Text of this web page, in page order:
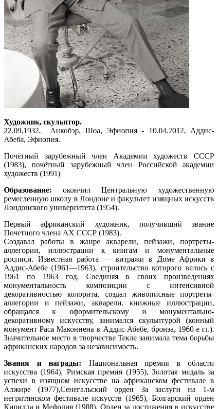
Художник, скульптор.
22.09.1932, Анкобэр, Шоа, Эфиопия - 10.04.2012, Аддис-
Абеба, Эфиопия.
Почётный зарубежный член Академии художеств СССР
(1983), почётный зарубежный член Российской академии
художеств (1991)
Образование: окончил Центральную художественную
ремесленную школу в Лондоне и факультет изящных искусств
Лондонского университета (1954).
Первый африканский художник, получивший звание
Почетного члена АХ СССР (1983).
Создавал работы в жанре акварели, пейзажи, портреты-
аллегории, иллюстрации к книгам и монументальные
росписи. Известная работа — витражи в Доме Африки в
Аддис-Абебе (1961—1963), строительство которого велось с
1961 по 1963 год. Соединяя в своих произведениях
монументальность композиции с интенсивной
декоративностью колорита, создал живописные портреты-
аллегории и пейзажи, акварели, книжные иллюстрации,
обращался к оформительскому и монументально-
декоративному искусству, занимался скульптурой (конный
монумент Раса Маконнена в Аддис-Абебе, бронза, 1960-е гг.).
Значительное место в творчестве Текле занимала тема борьбы
африканских народов за независимость.
Звания и награды: Национальная премия в области
искусства (1964), Римская премия (1955), Золотая медаль за
успехи в изящном искусстве на африканском фестивале в
Алжире (1977),Сенегальский орден За заслуги на 1-м
негритянском фестивале искусств (1965), Болгарский орден
Кирилла и Мефодия (1988), Орден за достижения в искусстве